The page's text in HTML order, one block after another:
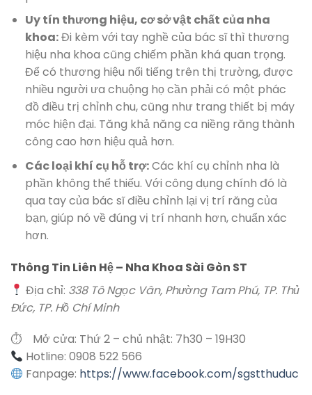
Uy tín thương hiệu, cơ sở vật chất của nha
khoa:Đi kèm với tay nghề của bác sĩ thì thương
hiệu nha khoa cũng chiếm phần khá quan trọng.
Để có thương hiệu nổi tiếng trên thị trường, được
nhiều người ưa chuộng họ cần phải có một phác
đồ điều trị chỉnh chu, cũng như trang thiết bị máy
móc hiện đại. Tăng khả năng ca niềng răng thành
công cao hơn hiệu quả hơn.
Các loại khí cụ hỗ trợ:Các khí cụ chỉnh nha là
phần không thể thiếu. Với công dụng chính đó là
qua tay của bác sĩ điều chỉnh lại vị trí răng của
bạn, giúp nó về đúng vị trí nhanh hơn, chuẩn xác
hơn.
Thông Tin Liên Hệ – Nha Khoa Sài Gòn ST
Địa chỉ: 338 Tô Ngọc Vân, Phường Tam Phú, TP. Thủ
Đức, TP. Hồ Chí Minh
⏱ Mở cửa: Thứ 2 – chủ nhật: 7h30 – 19H30
Hotline:0908 522 566
Fanpage: https://www.facebook.com/sgstthuduc